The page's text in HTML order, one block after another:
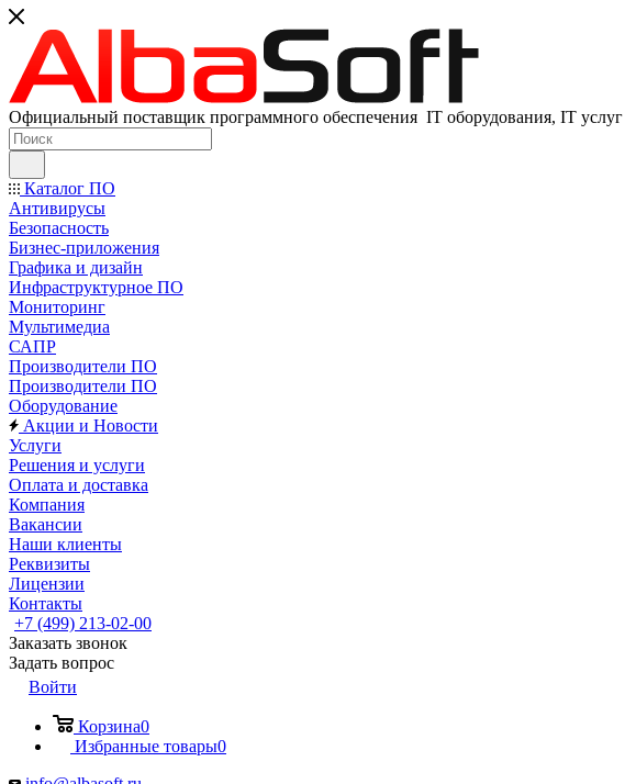
Официальный поставщик программного обеспечения IT оборудования, IT услуг
Каталог ПО
Антивирусы
Безопасность
Бизнес-приложения
Графика и дизайн
Инфраструктурное ПО
Мониторинг
Мультимедиа
САПР
Производители ПО
Производители ПО
Оборудование
Акции и Новости
Услуги
Решения и услуги
Оплата и доставка
Компания
Вакансии
Наши клиенты
Реквизиты
Лицензии
Контакты
+7 (499) 213-02-00
Заказать звонок
Задать вопрос
Войти
Корзина0
Избранные товары0